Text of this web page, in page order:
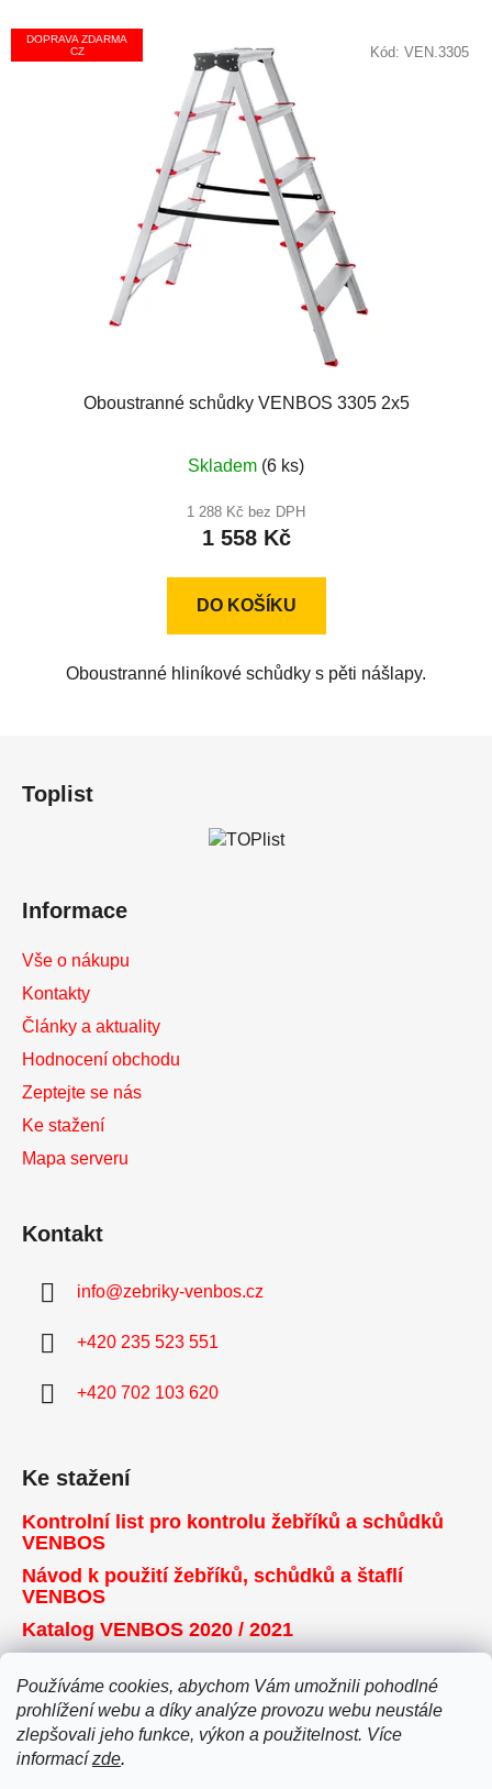
Používáme cookies, abychom Vám umožnili pohodlné
prohlížení webu a díky analýze provozu webu neustále
zlepšovali jeho funkce, výkon a použitelnost. Více
informací zde.
DOPRAVA ZDARMA
CZ
Oboustranné schůdky VENBOS 3305 2x5
hodnocení
produktu
je
z
Skladem (6 ks)
1 288 Kč bez DPH
1 558 Kč
DO KOŠÍKU
Oboustranné hliníkové schůdky s pěti nášlapy.
Kód: VEN.3305
Toplist
Informace
Vše o nákupu
Kontakty
Články a aktuality
Hodnocení obchodu
Zeptejte se nás
Ke stažení
Mapa serveru
Kontakt
info@zebriky-venbos.cz
+420 235 523 551
+420 702 103 620
Ke stažení
Kontrolní list pro kontrolu žebříků a schůdků
VENBOS
Návod k použití žebříků, schůdků a štaflí
VENBOS
Katalog VENBOS 2020 / 2021
Přijímáme online platby